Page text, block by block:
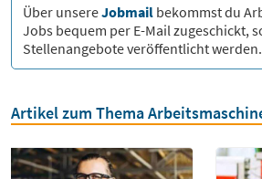
Über unsereJobmail bekommst du
Jobs bequem per E-Mail zugeschickt,
Stellenangebote veröffentlicht werden.
Artikel zum Thema